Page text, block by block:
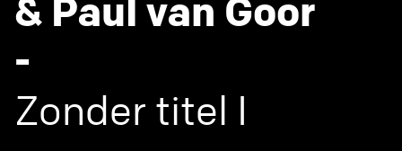
& Paul van Goor
-
Zonder titel I